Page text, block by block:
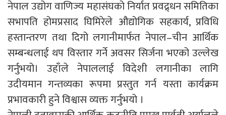
नेपाल उद्योग वाणिज्य महासंघको निर्यात प्रवद्र्धन समितिका
सभापति होमप्रसाद घिमिरेले औद्योगिक सहकार्य, प्रविधि
हस्तान्तरण तथा दिगो लगानीमार्फत नेपाल–चीन आर्थिक
सम्बन्धलाई थप विस्तार गर्ने अवसर सिर्जना भएको उल्लेख
गर्नुभयो। उहाँले नेपाललाई विदेशी लगानीका लागि
उदीयमान गन्तव्यका रूपमा प्रस्तुत गर्न यस्ता कार्यक्रम
प्रभावकारी हुने विश्वास व्यक्त गर्नुभयो ।